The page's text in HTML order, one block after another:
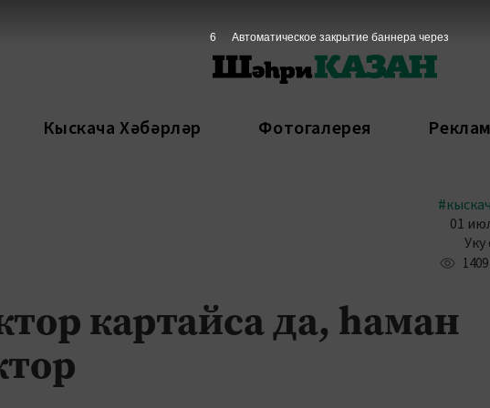
Кыскача Хәбәрләр Фотогалерея
01
1409
картайса да, һаман
5 Автоматическое закрытие баннера через